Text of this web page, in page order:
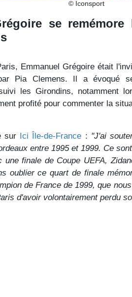
© Iconsport
se
Emmanuel Grégoire était
Pia Clemens. Il a évoqué
les Girondins, notamment
profité pour commenter la
sur Ici Île-de-France : "J'ai
entre 1995 et 1999. Ce
une finale de Coupe UEFA,
oublier ce quart de finale
de France de 1999, que
d'avoir volontairement perdu